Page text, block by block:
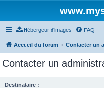
Hébergeur d'images FAQ
Accueil du forum Contacter un
Contacter un
Destinataire :